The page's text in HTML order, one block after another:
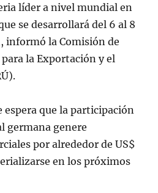
líder a nivel mundial en
se desarrollará del 6 al 8
informó la Comisión de
la Exportación y el
espera que la participación
germana genere
por alrededor de US$
en los próximos